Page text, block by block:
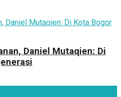
Daniel Mutaqien: Di